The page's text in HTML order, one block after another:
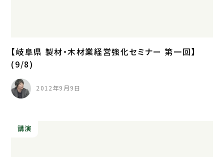
【岐阜県 製材・木材業経営強化セミナー 第一回】
(9/8)
2012年9月9日
講演